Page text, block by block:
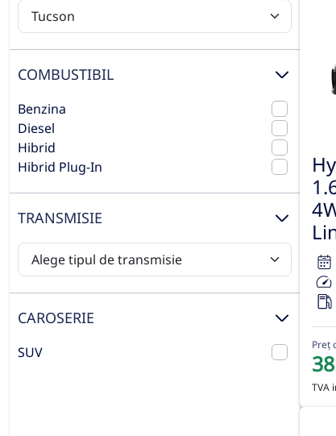
Volvo
COMBUSTIBIL
Benzina
Diesel
Hibrid
Hibrid Plug-In
TRANSMISIE
CAROSERIE
SUV Preț
TVA